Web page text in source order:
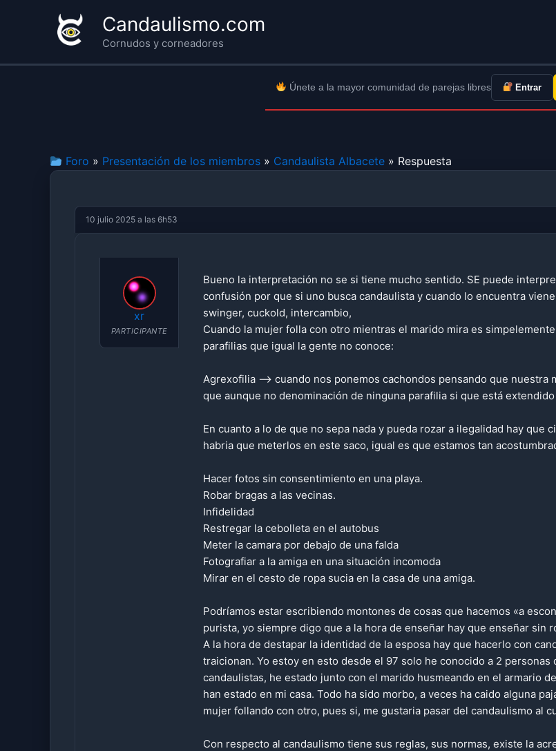
Candaulismo.com
Cornudos y corneadores
Únete a la mayor comunidad de parejas libres Entrar
Foro » Presentación de los miembros » Candaulista Albacete » Respuesta
10 julio 2025 a las 6h53
xr
PARTICIPANTE
Bueno la interpretación no se si tiene mucho sentido. SE puede
confusión por que si uno busca candaulista y cuando lo encuentra
swinger, cuckold, intercambio,
Cuando la mujer folla con otro mientras el marido mira es
parafilias que igual la gente no conoce:
Agrexofilia –> cuando nos ponemos cachondos pensando que
que aunque no denominación de ninguna parafilia si que está
En cuanto a lo de que no sepa nada y pueda rozar a ilegalidad hay
habria que meterlos en este saco, igual es que estamos tan
Hacer fotos sin consentimiento en una playa.
Robar bragas a las vecinas.
Infidelidad
Restregar la cebolleta en el autobus
Meter la camara por debajo de una falda
Fotografiar a la amiga en una situación incomoda
Mirar en el cesto de ropa sucia en la casa de una amiga.
Podríamos estar escribiendo montones de cosas que hacemos «a
purista, yo siempre digo que a la hora de enseñar hay que enseñar
A la hora de destapar la identidad de la esposa hay que hacerlo con
traicionan. Yo estoy en esto desde el 97 solo he conocido a 2
candaulistas, he estado junto con el marido husmeando en el armario
han estado en mi casa. Todo ha sido morbo, a veces ha caido alguna
mujer follando con otro, pues si, me gustaria pasar del candaulismo al
Con respecto al candaulismo tiene sus reglas, sus normas, existe la